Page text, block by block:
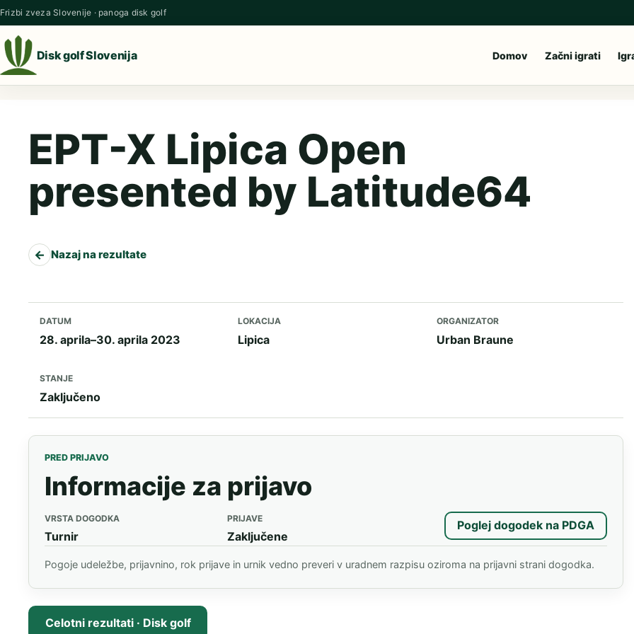
Preskoči na vsebino
Frizbi zveza Slovenije · panoga disk golf
Disk golf Slovenija Domov Začni igrati
EPT-X Lipica Open
presented by Latitude64
← Nazaj na rezultate
DATUM
28. aprila–30. aprila 2023
LOKACIJA
Lipica
ORGANIZATOR
Urban Braune
STANJE
Zaključeno
PRED PRIJAVO
Informacije za prijavo
VRSTA DOGODKA
Turnir
PRIJAVE
Zaključene
Poglej dogodek na PDGA
(odpre se v novem
Pogoje udeležbe, prijavnino, rok prijave in urnik vedno preveri v uradnem razpisu oziroma na prijavni strani dogodka.
Celotni rezultati · Disk golf(PDGA, odpre se v novem zavihku)